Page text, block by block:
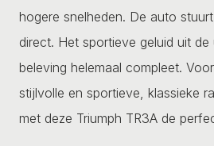
hogere snelheden. De auto
direct. Het sportieve geluid uit de
beleving helemaal compleet.
stijlvolle en sportieve, klassieke
met deze Triumph TR3A de